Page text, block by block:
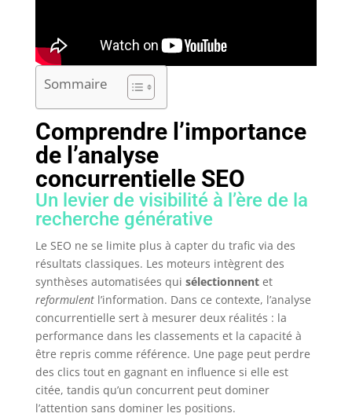
Sommaire
Comprendre l’importance
de l’analyse
concurrentielle SEO
Un levier de visibilité à l’ère de la
recherche générative
Le SEO ne se limite plus à capter du trafic via des
résultats classiques. Les moteurs intègrent des
synthèses automatisées qui sélectionnentet
reformulentl’information. Dans ce contexte, l’analyse
concurrentielle sert à mesurer deux réalités : la
performance dans les classements et la capacité à
être repris comme référence. Une page peut perdre
des clics tout en gagnant en influence si elle est
citée, tandis qu’un concurrent peut dominer
l’attention sans dominer les positions.